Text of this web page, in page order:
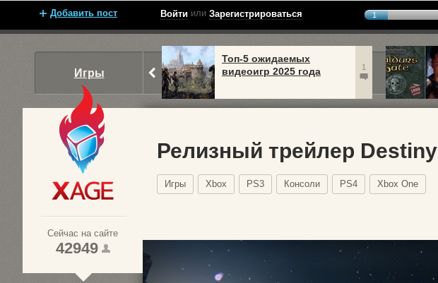
Добавить пост Войти или Зарегистрироваться 1
Игры
Топ-5 ожидаемых
видеоигр 2025 года
1
Сейчас на сайте
42949
Релизный трейлер Destiny
Игры Xbox PS3 Консоли PS4 Xbox One